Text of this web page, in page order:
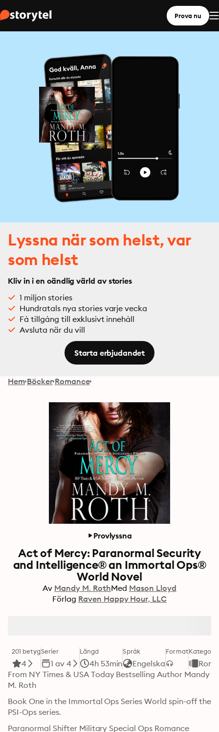
Prova nu
Lyssna när som helst, var
som helst
Kliv in i en oändlig värld av stories
1 miljon stories
Hundratals nya stories varje vecka
Få tillgång till exklusivt innehåll
Avsluta när du vill
Starta erbjudandet
Hem Böcker Romance
Provlyssna
Act of Mercy: Paranormal Security
and Intelligence® an Immortal Ops®
World Novel
Av Mandy M. RothMed Mason Lloyd
Förlag Raven Happy Hour, LLC
201 betyg
4
Serier
1 av 4
Längd
4h 53min
Språk
Engelska
FormatKategori
From NY Times & USA Today Bestselling Author Mandy
M. Roth
Book One in the Immortal Ops Series World spin-off the
PSI-Ops series.
Paranormal Shifter Military Special Ops Romance